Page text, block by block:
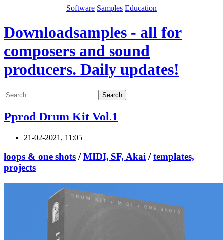
Software Samples Education
Downloadsamples - all for
composers and sound
producers. Daily updates!
Search
Pprod Drum Kit Vol.1
21-02-2021, 11:05
loops & one shots /MIDI, SF, Akai /templates,
projects